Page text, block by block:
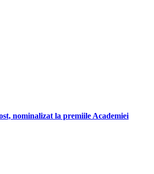
nominalizat la premiile Academiei